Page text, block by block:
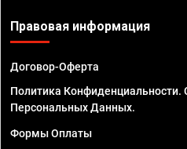
Правовая информация
Договор-Оферта
Политика Конфиденциальности.
Персональных Данных.
Формы Оплаты